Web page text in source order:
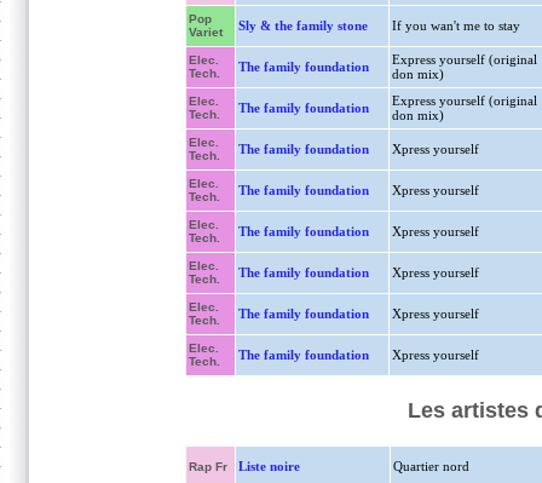
Pop
Variet
Sly & the family stone If you wan't me to stay
Elec.
Tech.
The family foundation
Express yourself (original
don mix)
Elec.
Tech.
The family foundation
Express yourself (original
don mix)
Elec.
Tech.
The family foundation Xpress yourself
Elec.
Tech.
The family foundation Xpress yourself
Elec.
Tech.
The family foundation Xpress yourself
Elec.
Tech.
The family foundation Xpress yourself
Elec.
Tech.
The family foundation Xpress yourself
Elec.
Tech.
The family foundation Xpress yourself
Les artistes
Rap Fr Liste noire Quartier nord